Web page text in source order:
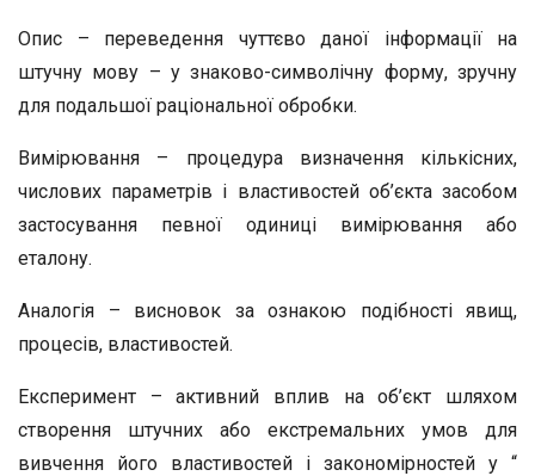
Опис – переведення чуттєво даної інформації на
штучну мову – у знаково-символічну форму, зручну
для подальшої раціональної обробки.
Вимірювання – процедура визначення кількісних,
числових параметрів і властивостей об’єкта засобом
застосування певної одиниці вимірювання або
еталону.
Аналогія – висновок за ознакою подібності явищ,
процесів, властивостей.
Експеримент – активний вплив на об’єкт шляхом
створення штучних або екстремальних умов для
вивчення його властивостей і закономірностей у “